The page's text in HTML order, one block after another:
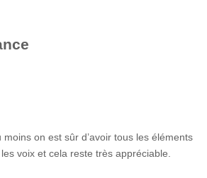
on est sûr d’avoir tous les éléments
voix et cela reste très appréciable.